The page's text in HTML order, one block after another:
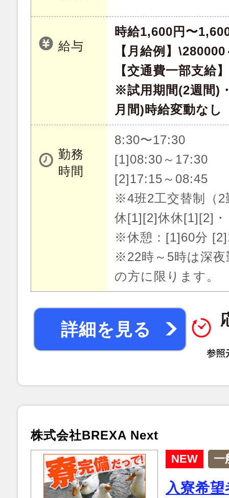
給与
時給1,600円〜
【月給例】
【交通費一部支給
※試用期間(2週間)
月間)時給変動なし
勤務
時間
8:30〜17:30
[1]08:30～17:30
[2]17:15～08:45
※4班2工交替制（
休[1][2]休休[1][2]
※休憩：[1]60分
※22時～5時は深
の方に限ります。
詳細を見る
株式会社BREXA Next
NEW 一
入寮希